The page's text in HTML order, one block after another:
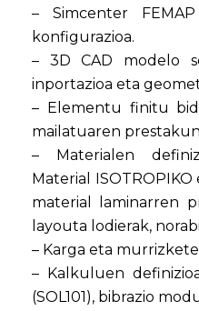
– Simcenter
konfigurazioa.
– 3D CAD modelo
inportazioa eta
– Elementu finitu
mailatuaren
– Materialen
Material
material laminarren
layouta lodierak,
– Karga eta
– Kalkuluen
(SOL101), bibrazio